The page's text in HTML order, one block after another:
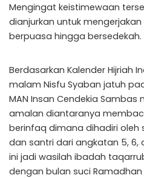
Mengingat keistimewaan
dianjurkan untuk
berpuasa hingga bersedekah.
Berdasarkan Kalender Hijriah
malam Nisfu Syaban jatuh
MAN Insan Cendekia
amalan diantaranya
berinfaq dimana dihadiri oleh
dan santri dari angkatan 5, 6,
ini jadi wasilah ibadah
dengan bulan suci